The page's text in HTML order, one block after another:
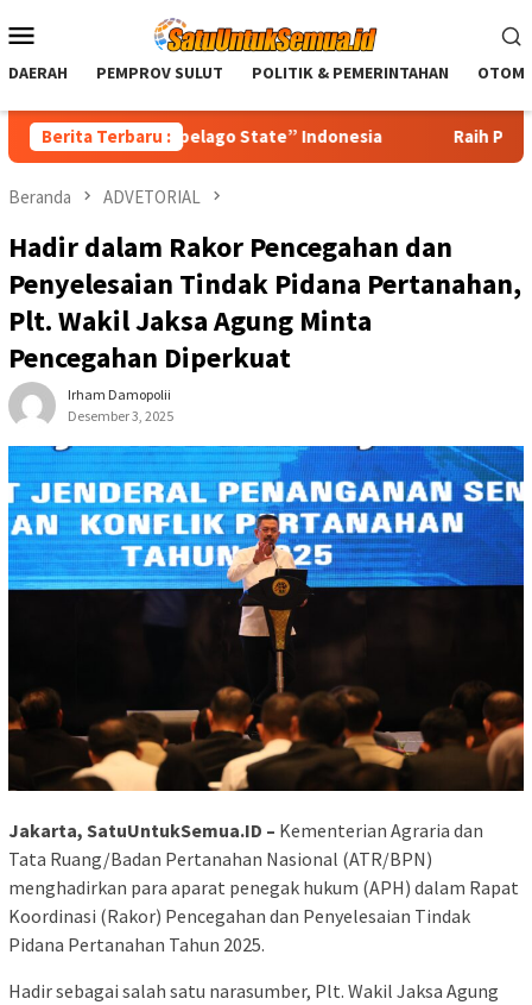
ke
Mobile
DAERAH PEMPROV SULUT POLITIK & PEMERINTAHAN
Berita Terbaru :
“Archipelago State” Indonesia Raih Popular
Beranda ADVETORIAL
Hadir dalam Rakor Pencegahan dan
Penyelesaian Tindak Pidana Pertanahan,
Plt. Wakil Jaksa Agung Minta
Pencegahan Diperkuat
Irham Damopolii
Desember 3, 2025
Jakarta, SatuUntukSemua.ID – Kementerian Agraria dan
Tata Ruang/Badan Pertanahan Nasional (ATR/BPN)
menghadirkan para aparat penegak hukum (APH) dalam Rapat
Koordinasi (Rakor) Pencegahan dan Penyelesaian Tindak
Pidana Pertanahan Tahun 2025.
Hadir sebagai salah satu narasumber, Plt. Wakil Jaksa Agung